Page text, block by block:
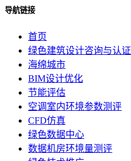
导航链接
首页
绿色建筑设计咨询与认证
海绵城市
BIM设计优化
节能评估
空调室内环境参数测评
CFD仿真
绿色数据中心
数据机房环境量测评